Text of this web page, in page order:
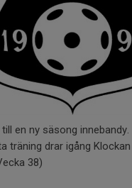
en ny säsong innebandy.
träning drar igång
38)